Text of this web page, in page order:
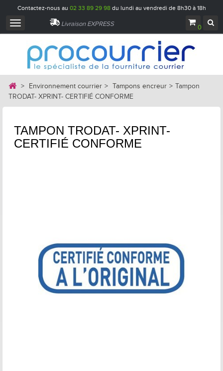
Contactez-nous au 02 33 89 29 98 du lundi au vendredi de 8h30 à 18h
Livraison EXPRESS 0
Navigation
bascule
> Environnement courrier > Tampons encreur > Tampon
TRODAT- XPRINT- CERTIFIÉ CONFORME
TAMPON TRODAT- XPRINT-
CERTIFIÉ CONFORME